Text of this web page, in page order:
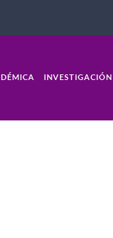
INVESTIGACIÓN